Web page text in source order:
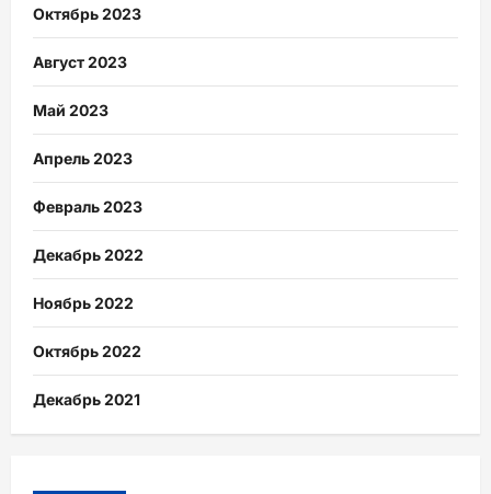
Октябрь 2023
Август 2023
Май 2023
Апрель 2023
Февраль 2023
Декабрь 2022
Ноябрь 2022
Октябрь 2022
Декабрь 2021